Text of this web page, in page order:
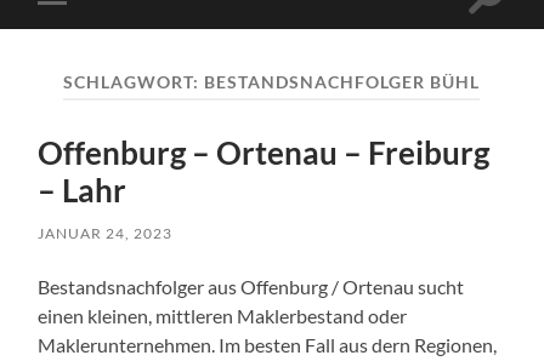
Mobile-
Menü
SCHLAGWORT: BESTANDSNACHFOLGER BÜHL
Offenburg – Ortenau – Freiburg
– Lahr
JANUAR 24, 2023
Bestandsnachfolger aus Offenburg / Ortenau sucht
einen kleinen, mittleren Maklerbestand oder
Maklerunternehmen. Im besten Fall aus dern Regionen,